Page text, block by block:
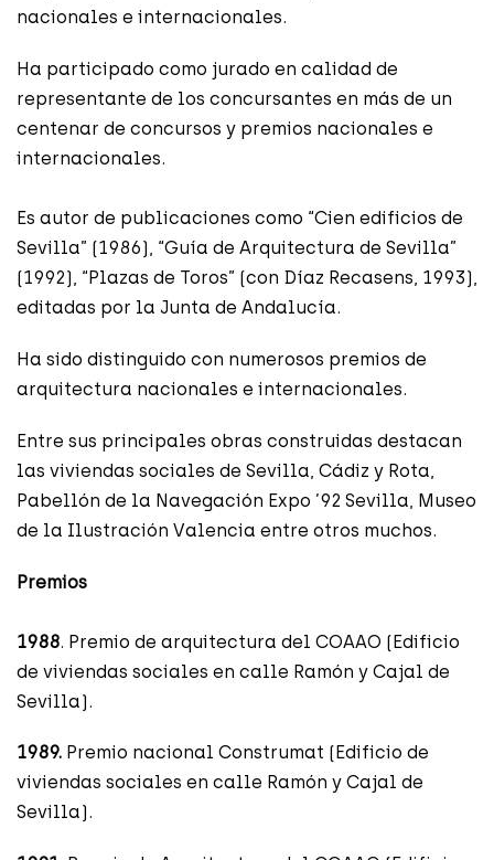
nacionales e internacionales.
Ha participado como jurado en calidad de
representante de los concursantes en más de un
centenar de concursos y premios nacionales e
internacionales.
Es autor de publicaciones como “Cien edificios de
Sevilla” (1986), “Guía de Arquitectura de Sevilla”
(1992), “Plazas de Toros” (con Díaz Recasens, 1993),
editadas por la Junta de Andalucía.
Ha sido distinguido con numerosos premios de
arquitectura nacionales e internacionales.
Entre sus principales obras construidas destacan
las viviendas sociales de Sevilla, Cádiz y Rota,
Pabellón de la Navegación Expo ’92 Sevilla, Museo
de la Ilustración Valencia entre otros muchos.
Premios
1988. Premio de arquitectura del COAAO (Edificio
de viviendas sociales en calle Ramón y Cajal de
Sevilla).
1989. Premio nacional Construmat (Edificio de
viviendas sociales en calle Ramón y Cajal de
Sevilla).